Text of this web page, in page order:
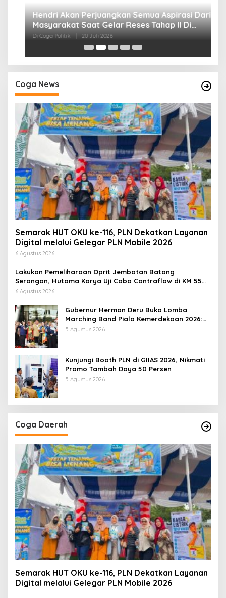
Coga News
Semarak HUT OKU ke-116, PLN Dekatkan Layanan
Digital melalui Gelegar PLN Mobile 2026
6 Agustus 2026
Lakukan Pemeliharaan Oprit Jembatan Batang
Serangan, Hutama Karya Uji Coba Contraflow di KM 55
Tol Binjai–Langsa
6 Agustus 2026
Gubernur Herman Deru Buka Lomba
Marching Band Piala Kemerdekaan 2026:
Ajang Asah Mental dan Kedisiplinan
5 Agustus 2026
Kunjungi Booth PLN di GIIAS 2026, Nikmati
Promo Tambah Daya 50 Persen
5 Agustus 2026
Coga Daerah
Semarak HUT OKU ke-116, PLN Dekatkan Layanan
Digital melalui Gelegar PLN Mobile 2026